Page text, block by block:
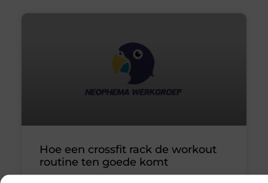
Hoe een crossfit rack de workout
routine ten goede komt